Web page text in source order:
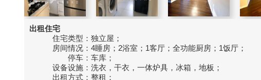
出租住宅
住宅类型： 独立屋；
房间情况： 4睡房；2浴室；1客厅；全功能厨房；1饭厅；
停车： 车库；
设备设施： 洗衣，干衣，一体炉具，冰箱，地板；
出租方式： 整租；